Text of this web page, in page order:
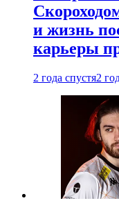
и жизнь
карьеры
2 года спустя2